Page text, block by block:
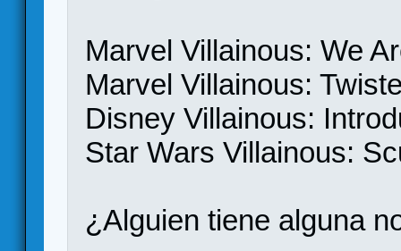
Marvel Villainous: We
Marvel Villainous:
Disney Villainous:
Star Wars Villainous:
¿Alguien tiene alguna